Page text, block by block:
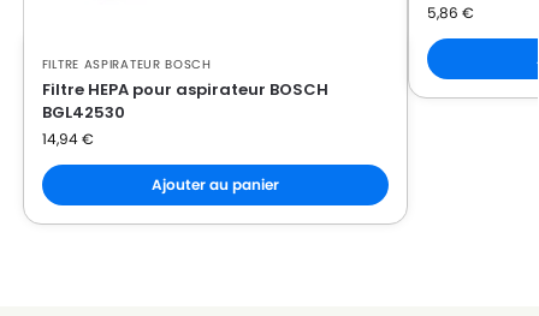
BOSCH
BOSCH BGL32030
BOSCH
BOSCH
BOSCH BGL35MON12/01
FILTRE ASPIRATEUR BOSCH
Filtre HEPA pour aspirateur BOSCH
BGL42530
14,94€
Ajouter au panier
5,86 €